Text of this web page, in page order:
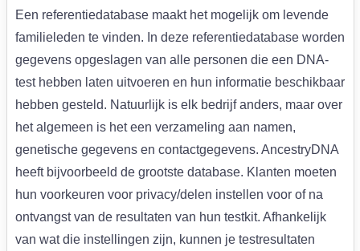
Een referentiedatabase maakt het mogelijk om levende
familieleden te vinden. In deze referentiedatabase worden
gegevens opgeslagen van alle personen die een DNA-
test hebben laten uitvoeren en hun informatie beschikbaar
hebben gesteld. Natuurlijk is elk bedrijf anders, maar over
het algemeen is het een verzameling aan namen,
genetische gegevens en contactgegevens. AncestryDNA
heeft bijvoorbeeld de grootste database. Klanten moeten
hun voorkeuren voor privacy/delen instellen voor of na
ontvangst van de resultaten van hun testkit. Afhankelijk
van wat die instellingen zijn, kunnen je testresultaten